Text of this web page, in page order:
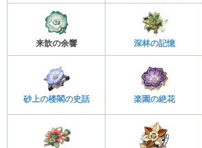
来歆の余響 深林の記憶
砂上の楼閣の史話 楽園の絶花